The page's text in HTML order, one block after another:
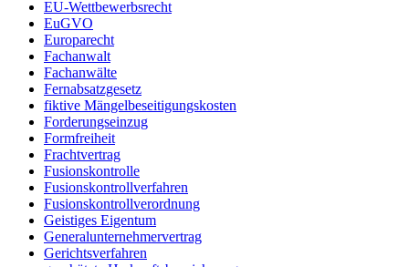
EU-Wettbewerbsrecht
EuGVO
Europarecht
Fachanwalt
Fachanwälte
Fernabsatzgesetz
fiktive Mängelbeseitigungskosten
Forderungseinzug
Formfreiheit
Frachtvertrag
Fusionskontrolle
Fusionskontrollverfahren
Fusionskontrollverordnung
Geistiges Eigentum
Generalunternehmervertrag
Gerichtsverfahren